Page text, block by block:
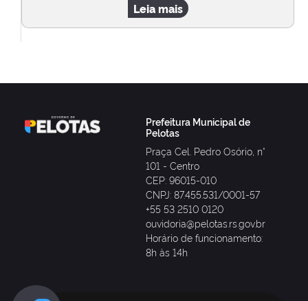
Leia mais
Prefeitura Municipal de
Pelotas
Praça Cel. Pedro Osório, n°
101 - Centro
CEP: 96015-010
CNPJ: 87.455.531/0001-57
+55 53 2510 0120
ouvidoria@pelotas.rs.gov.br
Horário de funcionamento:
8h às 14h